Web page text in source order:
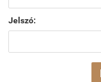
Jelszó: